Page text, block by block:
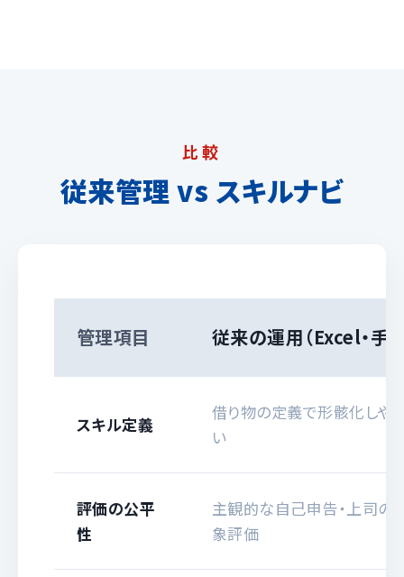
比較
従来管理 vs スキルナビ
管理項目 従来の運用（Excel・手
スキル定義
借り物の定義で形骸化しや
い
評価の公平
性
主観的な自己申告・上司の
象評価